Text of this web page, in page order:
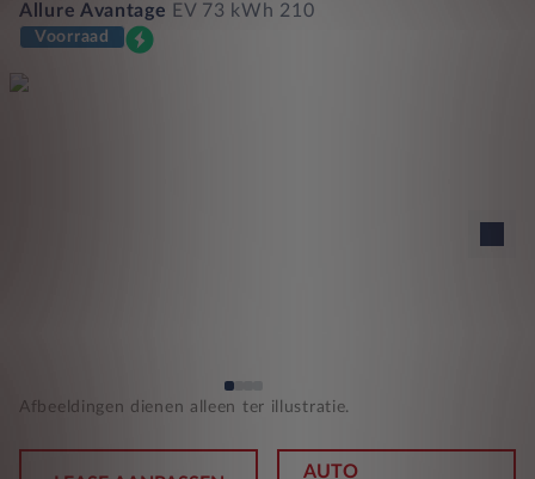
Allure Avantage EV 73 kWh 210
Voorraad
Afbeeldingen dienen alleen ter illustratie.
AUTO